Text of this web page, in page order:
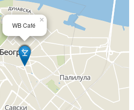
WB Café
×